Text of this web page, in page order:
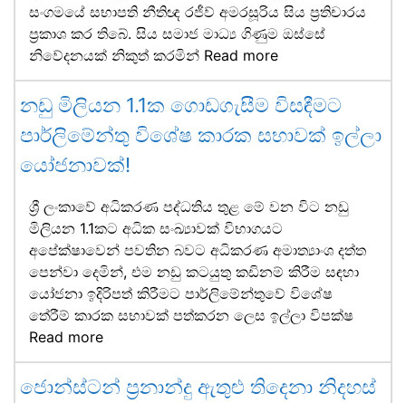
සංගමයේ සභාපති නීතිඥ රජීව් අමරසූරිය සිය ප්‍රතිචාරය
ප්‍රකාශ කර තිබේ. සිය සමාජ මාධ්‍ය ගිණුම ඔස්සේ
නිවේදනයක් නිකුත් කරමින් Read more
නඩු මිලියන 1.1ක ගොඩගැසීම විසඳීමට
පාර්ලිමේන්තු විශේෂ කාරක සභාවක් ඉල්ලා
යෝජනාවක්!
ශ්‍රී ලංකාවේ අධිකරණ පද්ධතිය තුළ මේ වන විට නඩු
මිලියන 1.1කට අධික සංඛ්‍යාවක් විභාගයට
අපේක්ෂාවෙන් පවතින බවට අධිකරණ අමාත්‍යාංශ දත්ත
පෙන්වා දෙමින්, එම නඩු කටයුතු කඩිනම් කිරීම සඳහා
යෝජනා ඉදිරිපත් කිරීමට පාර්ලිමේන්තුවේ විශේෂ
තේරීම් කාරක සභාවක් පත්කරන ලෙස ඉල්ලා විපක්ෂ
Read more
ජොන්ස්ටන් ප්‍රනාන්දු ඇතුළු තිදෙනා නිදහස්